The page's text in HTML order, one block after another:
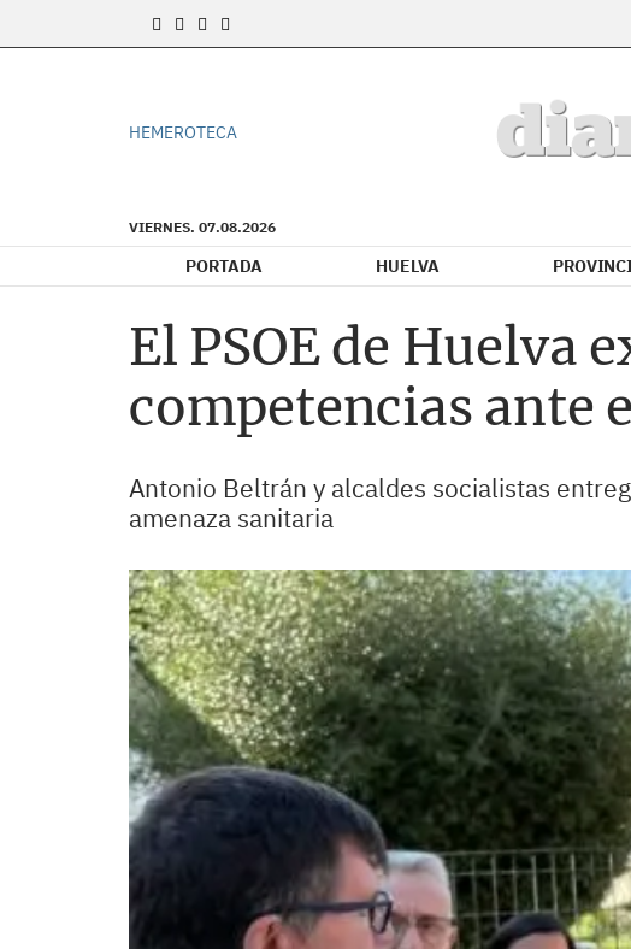
HEMEROTECA
VIERNES. 07.08.2026
PORTADA HUELVA
El PSOE de Huelva
competencias ante
Antonio Beltrán y alcaldes socialistas
amenaza sanitaria